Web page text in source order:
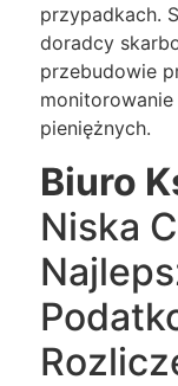
przypadkach.
doradcy
przebudowie
pieniężnych.
Biuro
Niska